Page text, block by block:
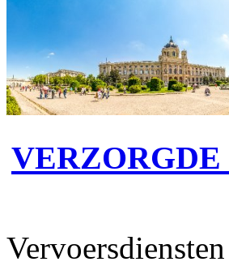
Vervoersdiensten